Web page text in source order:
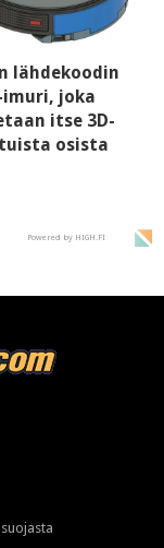
lähdekoodin
joka
itse 3D-
osista
Powered by HIGH.FI